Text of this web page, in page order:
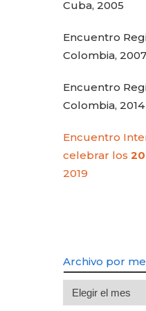
Cuba, 2005
Encuentro
Colombia, 2007
Encuentro
Colombia, 2014
Encuentro
celebrar los
2019
Archivo por
Archivo
por